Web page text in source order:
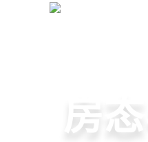
智
母
房
会